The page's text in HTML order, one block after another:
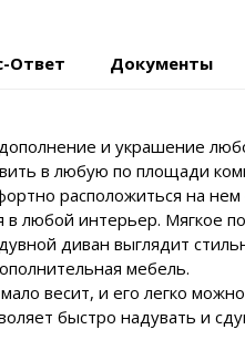
Ответ Документы
и украшение
в любую по площади
расположиться на
любой интерьер. Мягкое
диван выглядит
мебель.
весит, и его легко
быстро надувать и